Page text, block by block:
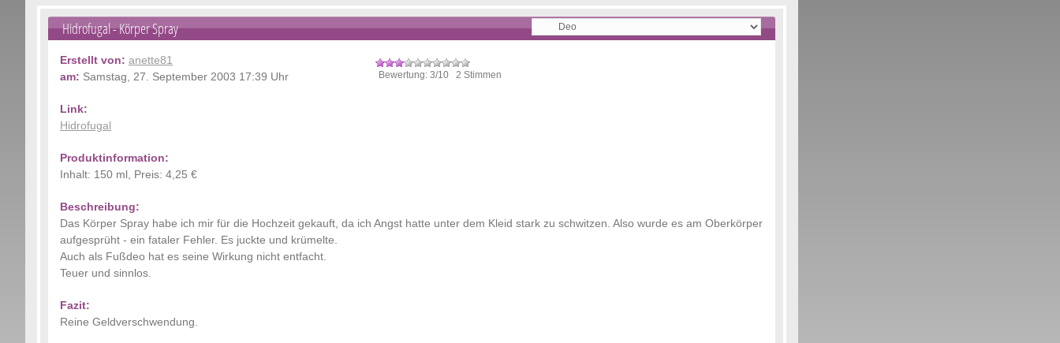
Hidrofugal- Körper Spray
Erstellt von: anette81
am: Samstag, 27. September 2003 17:39 Uhr Bewertung: 3/10 2 Stimmen
Link:
Hidrofugal
Produktinformation:
Inhalt: 150 ml, Preis: 4,25 €
Beschreibung:
Das Körper Spray habe ich mir für die Hochzeit gekauft, da ich Angst hatte unter dem Kleid stark zu schwitzen. Also wurde es am Oberkörper
aufgesprüht - ein fataler Fehler. Es juckte und krümelte.
Auch als Fußdeo hat es seine Wirkung nicht entfacht.
Teuer und sinnlos.
Fazit:
Reine Geldverschwendung.